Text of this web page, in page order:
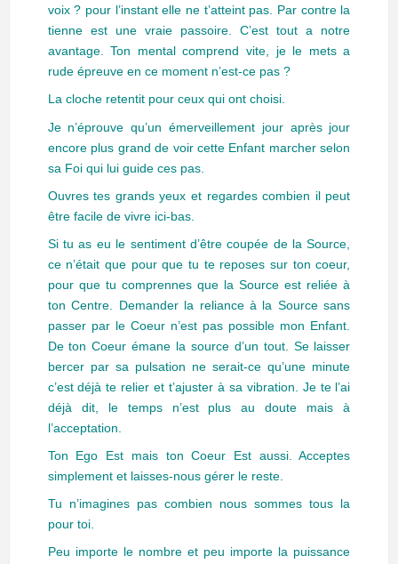
voix ? pour l’instant elle ne t’atteint pas. Par contre la
tienne est une vraie passoire. C’est tout a notre
avantage. Ton mental comprend vite, je le mets a
rude épreuve en ce moment n’est-ce pas ?
La cloche retentit pour ceux qui ont choisi.
Je n’éprouve qu’un émerveillement jour après jour
encore plus grand de voir cette Enfant marcher selon
sa Foi qui lui guide ces pas.
Ouvres tes grands yeux et regardes combien il peut
être facile de vivre ici-bas.
Si tu as eu le sentiment d’être coupée de la Source,
ce n’était que pour que tu te reposes sur ton coeur,
pour que tu comprennes que la Source est reliée à
ton Centre. Demander la reliance à la Source sans
passer par le Coeur n’est pas possible mon Enfant.
De ton Coeur émane la source d’un tout. Se laisser
bercer par sa pulsation ne serait-ce qu’une minute
c’est déjà te relier et t’ajuster à sa vibration. Je te l’ai
déjà dit, le temps n’est plus au doute mais à
l’acceptation.
Ton Ego Est mais ton Coeur Est aussi. Acceptes
simplement et laisses-nous gérer le reste.
Tu n’imagines pas combien nous sommes tous la
pour toi.
Peu importe le nombre et peu importe la puissance